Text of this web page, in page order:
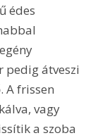
édes
pedig átveszi
A frissen
vagy
a szoba